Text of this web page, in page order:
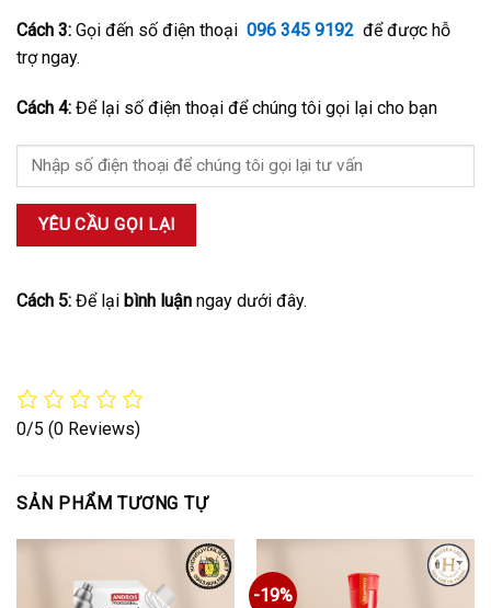
Cách 3: Gọi đến số điện thoại 096 345 9192 để được hỗ
trợ ngay.
Cách 4: Để lại số điện thoại để chúng tôi gọi lại cho bạn
Cách 5: Để lại bình luận ngay dưới đây.
0/5 (0 Reviews)
SẢN PHẨM TƯƠNG TỰ
-19%